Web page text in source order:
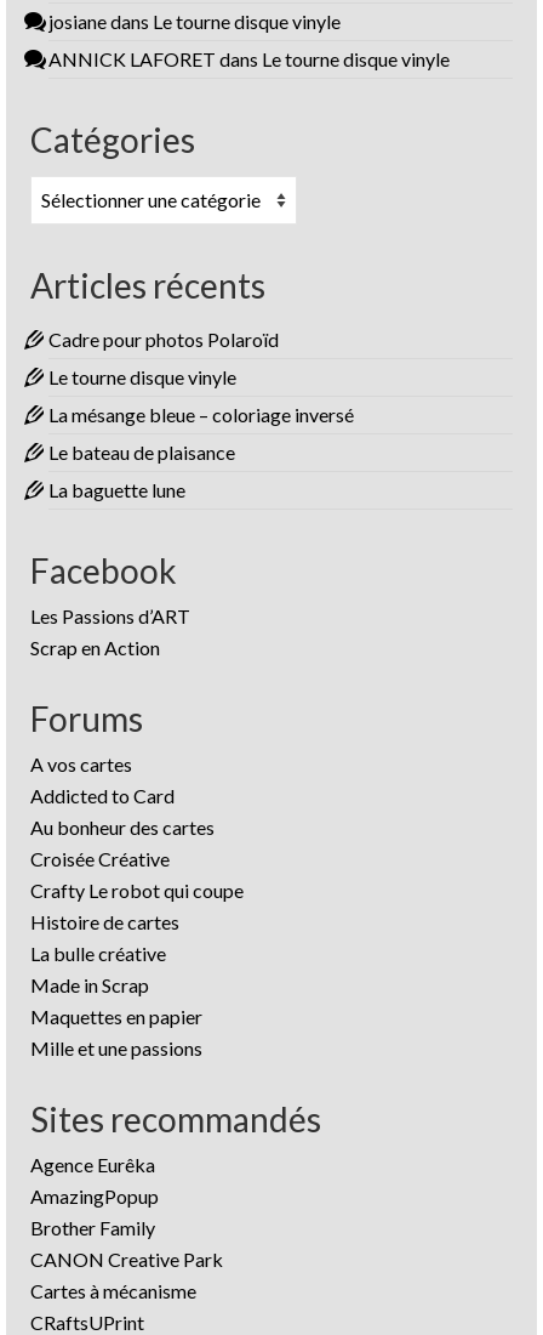
josianedans Le tourne disque vinyle
ANNICK LAFORET dans Le tourne disque vinyle
Catégories
Catégories
Articles récents
Cadre pour photos Polaroïd
Le tourne disque vinyle
La mésange bleue – coloriage inversé
Le bateau de plaisance
La baguette lune
Facebook
Les Passions d’ART
Scrap en Action
Forums
A vos cartes
Addicted to Card
Au bonheur des cartes
Croisée Créative
Crafty Le robot qui coupe
Histoire de cartes
La bulle créative
Made in Scrap
Maquettes en papier
Mille et une passions
Sites recommandés
Agence Eurêka
AmazingPopup
Brother Family
CANON Creative Park
Cartes à mécanisme
CRaftsUPrint